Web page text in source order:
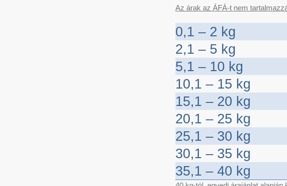
Az árak az ÁFÁ-t nem
0,1 – 2 kg
2,1 – 5 kg
5,1 – 10 kg
10,1 – 15 kg
15,1 – 20 kg
20,1 – 25 kg
25,1 – 30 kg
30,1 – 35 kg
35,1 – 40 kg